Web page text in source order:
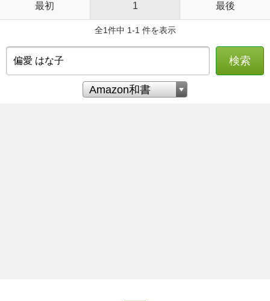
最初 1 最後
全1件中 1-1 件を表示
検索